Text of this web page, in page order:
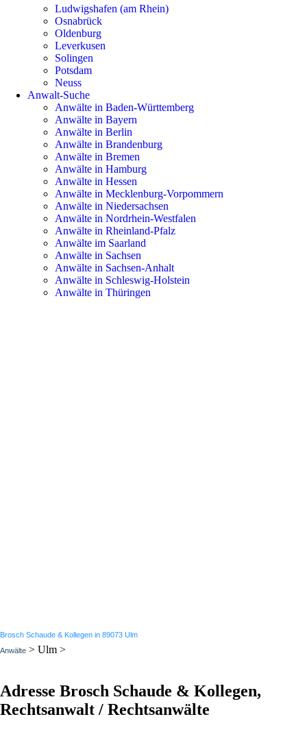
Ludwigshafen (am Rhein)
Osnabrück
Oldenburg
Leverkusen
Solingen
Potsdam
Neuss
Anwalt-Suche
Anwälte in Baden-Württemberg
Anwälte in Bayern
Anwälte in Berlin
Anwälte in Brandenburg
Anwälte in Bremen
Anwälte in Hamburg
Anwälte in Hessen
Anwälte in Mecklenburg-Vorpommern
Anwälte in Niedersachsen
Anwälte in Nordrhein-Westfalen
Anwälte in Rheinland-Pfalz
Anwälte im Saarland
Anwälte in Sachsen
Anwälte in Sachsen-Anhalt
Anwälte in Schleswig-Holstein
Anwälte in Thüringen
Brosch Schaude & Kollegen in 89073 Ulm
Anwälte > Ulm >
Adresse Brosch Schaude & Kollegen,
Rechtsanwalt / Rechtsanwälte